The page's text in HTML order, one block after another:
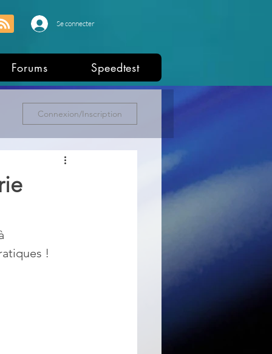
Se connecter
Forums Speedtest
Connexion/Inscription
!